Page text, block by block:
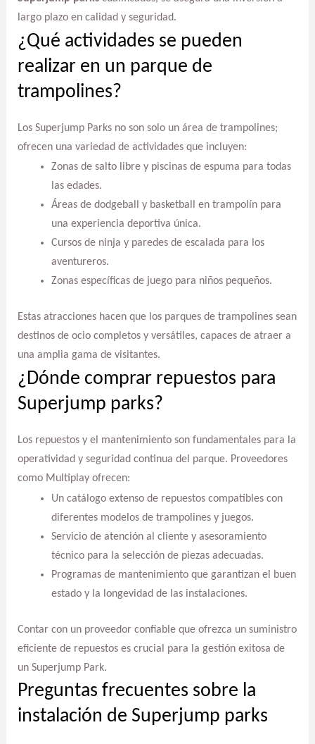
largo plazo en calidad y seguridad.
¿Qué actividades se pueden
realizar en un parque de
trampolines?
Los Superjump Parks no son solo un área de trampolines;
ofrecen una variedad de actividades que incluyen:
Zonas de salto libre y piscinas de espuma para todas
las edades.
Áreas de dodgeball y basketball en trampolín para
una experiencia deportiva única.
Cursos de ninja y paredes de escalada para los
aventureros.
Zonas específicas de juego para niños pequeños.
Estas atracciones hacen que los parques de trampolines sean
destinos de ocio completos y versátiles, capaces de atraer a
una amplia gama de visitantes.
¿Dónde comprar repuestos para
Superjump parks?
Los repuestos y el mantenimiento son fundamentales para la
operatividad y seguridad continua del parque. Proveedores
como Multiplay ofrecen:
Un catálogo extenso de repuestos compatibles con
diferentes modelos de trampolines y juegos.
Servicio de atención al cliente y asesoramiento
técnico para la selección de piezas adecuadas.
Programas de mantenimiento que garantizan el buen
estado y la longevidad de las instalaciones.
Contar con un proveedor confiable que ofrezca un suministro
eficiente de repuestos es crucial para la gestión exitosa de
un Superjump Park.
Preguntas frecuentes sobre la
instalación de Superjump parks